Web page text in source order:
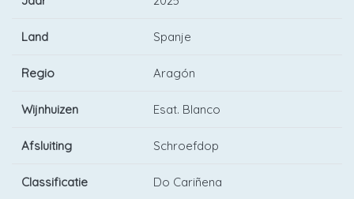
Land Spanje
Regio Aragón
Wijnhuizen Esat. Blanco
Afsluiting Schroefdop
Classificatie Do Cariñena